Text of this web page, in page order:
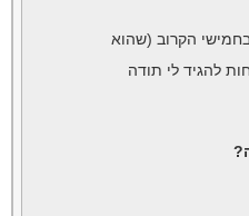
הקרוב (שהוא